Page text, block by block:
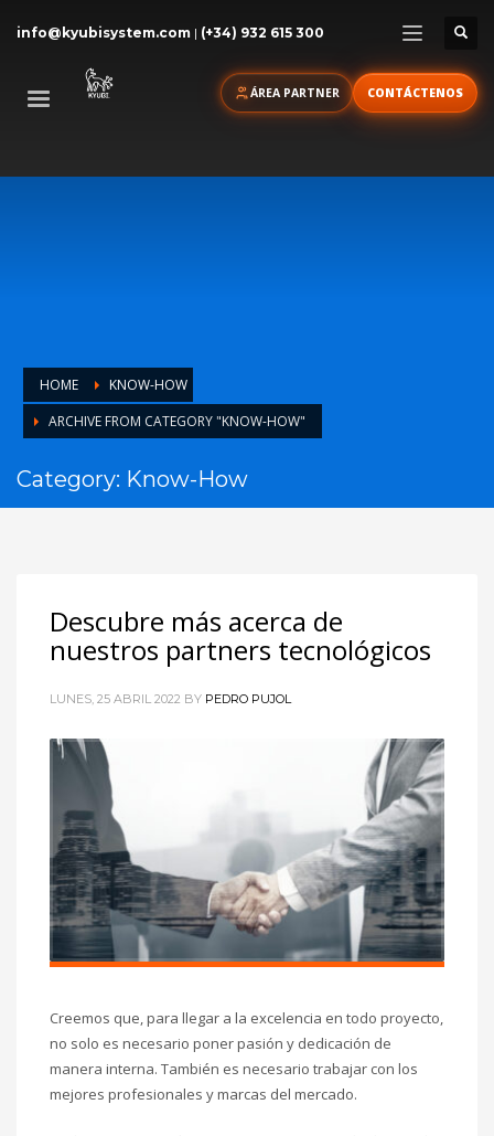
info@kyubisystem.com | (+34) 932 615 300
ÁREA PARTNER CONTÁCTENOS
HOME
KNOW-HOW
ARCHIVE FROM CATEGORY "KNOW-HOW"
Category: Know-How
Descubre más acerca de
nuestros partners tecnológicos
LUNES, 25 ABRIL 2022 BY PEDRO PUJOL
Creemos que, para llegar a la excelencia en todo proyecto,
no solo es necesario poner pasión y dedicación de
manera interna. También es necesario trabajar con los
mejores profesionales y marcas del mercado.